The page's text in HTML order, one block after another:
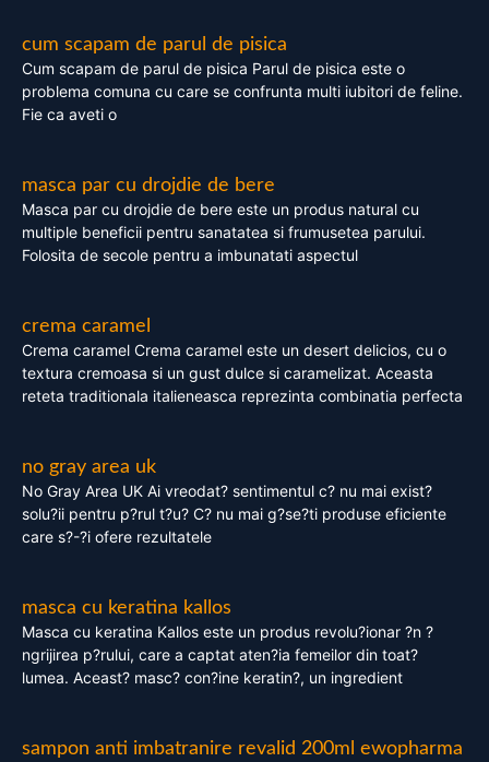
cum scapam de parul de pisica
Cum scapam de parul de pisica Parul de pisica este o
problema comuna cu care se confrunta multi iubitori de feline.
Fie ca aveti o
masca par cu drojdie de bere
Masca par cu drojdie de bere este un produs natural cu
multiple beneficii pentru sanatatea si frumusetea parului.
Folosita de secole pentru a imbunatati aspectul
crema caramel
Crema caramel Crema caramel este un desert delicios, cu o
textura cremoasa si un gust dulce si caramelizat. Aceasta
reteta traditionala italieneasca reprezinta combinatia perfecta
no gray area uk
No Gray Area UK Ai vreodat? sentimentul c? nu mai exist?
solu?ii pentru p?rul t?u? C? nu mai g?se?ti produse eficiente
care s?-?i ofere rezultatele
masca cu keratina kallos
Masca cu keratina Kallos este un produs revolu?ionar ?n ?
ngrijirea p?rului, care a captat aten?ia femeilor din toat?
lumea. Aceast? masc? con?ine keratin?, un ingredient
sampon anti imbatranire revalid 200ml ewopharma